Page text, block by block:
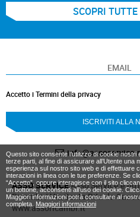
Questo sito consente l’utilizzo di cookie nostri
terze parti, al fine di assicurare all’Utente una
esperienza sul nostro sito web e di effettuare
interazioni in linea con le tue preferenze. Se
“Accetto”, oppure interagisce con il sito
un bottone, acconsenti all’uso dei cookie.
Maggiori informazioni potrà consultare al
completa. Maggiori informazioni
SCOPRI
Accetto i Termini della privacy
ASSO SERVICEAsso Service è
Ricambi / Via Santa Rita da
www.assoricambi.it